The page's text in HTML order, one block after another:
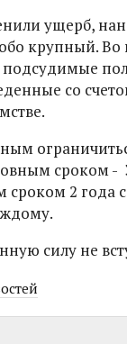
ущерб,
крупный. Во
подсудимые
со
сроком -
сроком 2 года
силу не